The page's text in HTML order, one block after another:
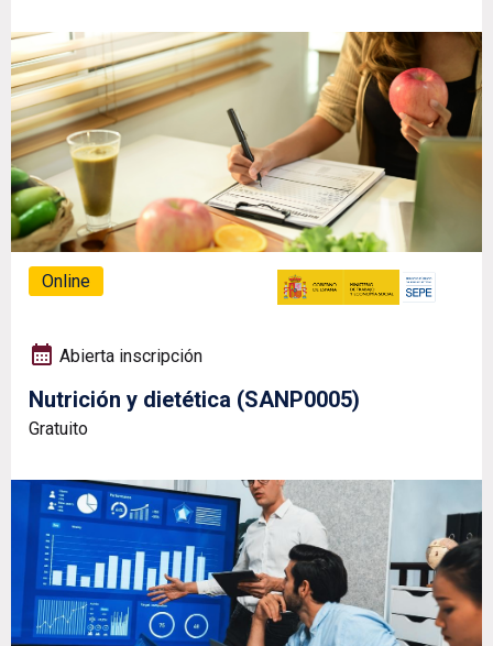
Online
Abierta inscripción
Nutrición y dietética (SANP0005)
Gratuito